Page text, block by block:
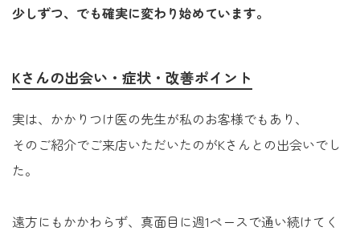
少しずつ、でも確実に変わり始めています。
Kさんの出会い・症状・改善ポイント
実は、かかりつけ医の先生が私のお客様でもあり、
そのご紹介でご来店いただいたのがKさんとの出会いでし
た。
遠方にもかかわらず、真面目に週1ペースで通い続けてく